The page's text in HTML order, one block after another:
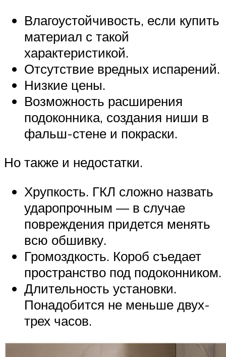
Влагоустойчивость, если купить
материал с такой
характеристикой.
Отсутствие вредных испарений.
Низкие цены.
Возможность расширения
подоконника, создания ниши в
фальш-стене и покраски.
Но также и недостатки.
Хрупкость. ГКЛ сложно назвать
ударопрочным — в случае
повреждения придется менять
всю обшивку.
Громоздкость. Короб съедает
пространство под подоконником.
Длительность установки.
Понадобится не меньше двух-
трех часов.